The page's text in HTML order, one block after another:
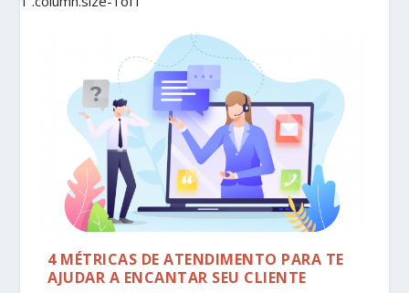
4 MÉTRICAS DE ATENDIMENTO PARA TE
AJUDAR A ENCANTAR SEU CLIENTE